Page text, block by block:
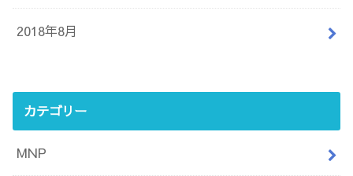
2018年8月
カテゴリー
MNP